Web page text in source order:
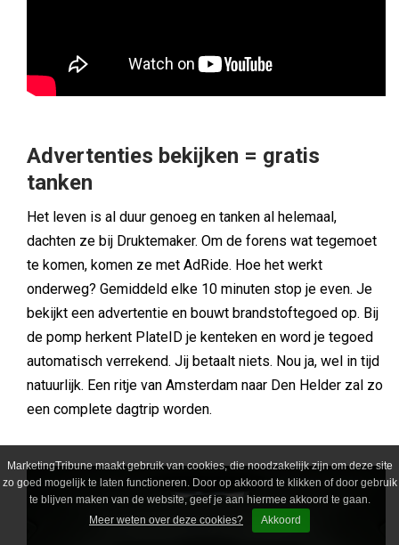
MarketingTribune maakt gebruik van cookies, die noodzakelijk zijn om deze site
zo goed mogelijk te laten functioneren. Door op akkoord te klikken of door gebruik
te blijven maken van de website, geef je aan hiermee akkoord te gaan.
Meer weten over deze cookies?
Akkoord
Advertenties bekijken = gratis
tanken
Het leven is al duur genoeg en tanken al helemaal,
dachten ze bij Druktemaker. Om de forens wat tegemoet
te komen, komen ze met AdRide. Hoe het werkt
onderweg? Gemiddeld elke 10 minuten stop je even. Je
bekijkt een advertentie en bouwt brandstoftegoed op. Bij
de pomp herkent PlateID je kenteken en word je tegoed
automatisch verrekend. Jij betaalt niets. Nou ja, wel in tijd
natuurlijk. Een ritje van Amsterdam naar Den Helder zal zo
een complete dagtrip worden.